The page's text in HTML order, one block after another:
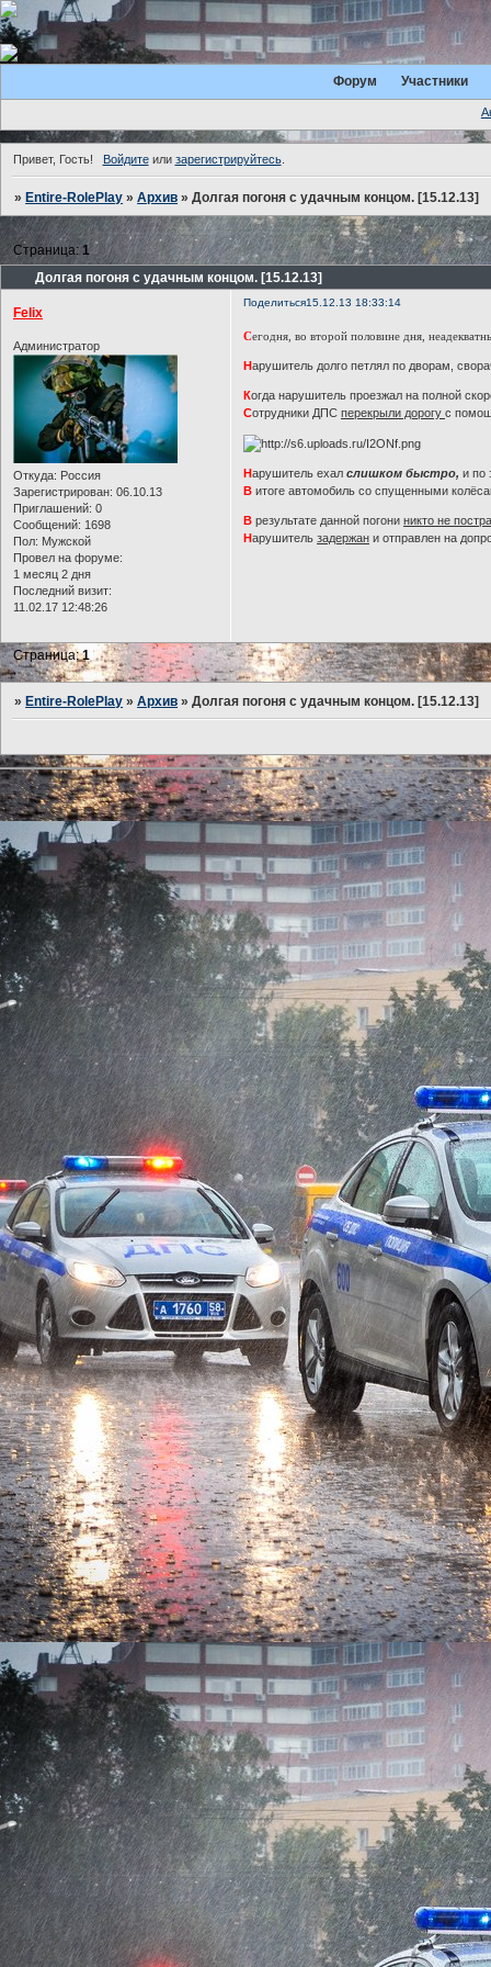
Форум Участники
Привет, Гость! Войдитеили зарегистрируйтесь.
»Entire-RolePlay »Архив »Долгая погоня с удачным концом. [15.12.13]
Долгая погоня с удачным концом. [15.12.13]
Страница: 1
Поделиться15.12.13 18:33:14
Felix
Администратор
Откуда: Россия
Зарегистрирован: 06.10.13
Приглашений: 0
Сообщений: 1698
Пол: Мужской
Провел на форуме:
1 месяц 2 дня
Последний визит:
11.02.17 12:48:26
Сегодня, во второй половине дня,
Нарушитель долго петлял по дворам,
Когда нарушитель проезжал на полной
Сотрудники ДПСперекрыли дорогус
Нарушитель ехалслишком быстро, и по
Витоге автомобиль со спущенными
В результате данной погониникто не
Нарушительзадержан и отправлен на
Страница:1
» Entire-RolePlay »Архив »Долгая погоня с удачным концом. [15.12.13]